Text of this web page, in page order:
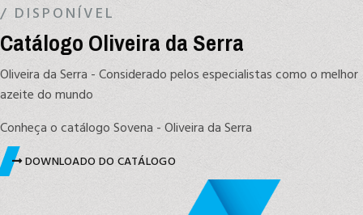
/ DISPONÍVEL
Catálogo Oliveira da Serra
Oliveira da Serra - Considerado pelos especialistas como o melhor
azeite do mundo
Conheça o catálogo Sovena - Oliveira da Serra
DOWNLOADO DO CATÁLOGO